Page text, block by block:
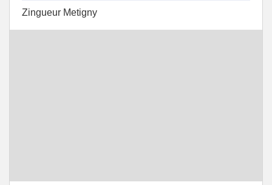
Zingueur Metigny